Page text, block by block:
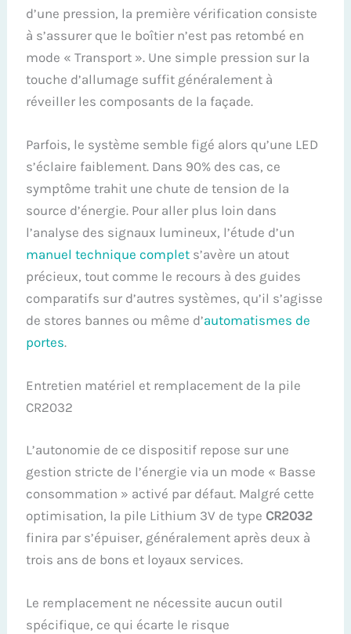
d’une pression, la première vérification consiste
à s’assurer que le boîtier n’est pas retombé en
mode « Transport ». Une simple pression sur la
touche d’allumage suffit généralement à
réveiller les composants de la façade.
Parfois, le système semble figé alors qu’une LED
s’éclaire faiblement. Dans 90% des cas, ce
symptôme trahit une chute de tension de la
source d’énergie. Pour aller plus loin dans
l’analyse des signaux lumineux, l’étude d’un
manuel technique complet s’avère un atout
précieux, tout comme le recours à des guides
comparatifs sur d’autres systèmes, qu’il s’agisse
de stores bannes ou même d’automatismes de
portes.
Entretien matériel et remplacement de la pile
CR2032
L’autonomie de ce dispositif repose sur une
gestion stricte de l’énergie via un mode « Basse
consommation » activé par défaut. Malgré cette
optimisation, la pile Lithium 3V de type CR2032
finira par s’épuiser, généralement après deux à
trois ans de bons et loyaux services.
Le remplacement ne nécessite aucun outil
spécifique, ce qui écarte le risque